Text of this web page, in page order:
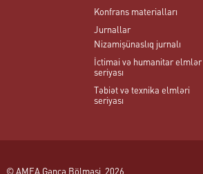
Konfrans materialları
Jurnallar
Nizamişünaslıq jurnalı
İctimai və humanitar elmlər
seriyası
Təbiət və texnika elmləri
seriyası
© AMEA Gəncə Bölməsi, 2026